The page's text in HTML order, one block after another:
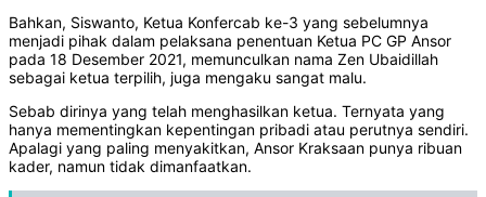
Bahkan, Siswanto, Ketua Konfercab ke-3 yang sebelumnya
menjadi pihak dalam pelaksana penentuan Ketua PC GP Ansor
pada 18 Desember 2021, memunculkan nama Zen Ubaidillah
sebagai ketua terpilih, juga mengaku sangat malu.
Sebab dirinya yang telah menghasilkan ketua. Ternyata yang
hanya mementingkan kepentingan pribadi atau perutnya sendiri.
Apalagi yang paling menyakitkan, Ansor Kraksaan punya ribuan
kader, namun tidak dimanfaatkan.